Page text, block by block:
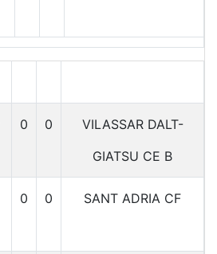
0 0
VILASSAR DALT-
GIATSU CE B
0 0 SANT ADRIA CF